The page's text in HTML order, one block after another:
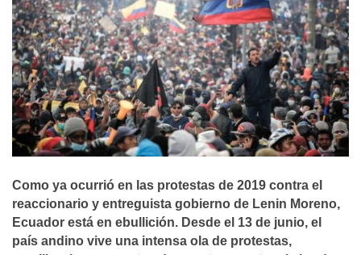
Como ya ocurrió en las protestas de 2019 contra el
reaccionario y entreguista gobierno de Lenin Moreno,
Ecuador está en ebullición. Desde el 13 de junio, el
país andino vive una intensa ola de protestas,